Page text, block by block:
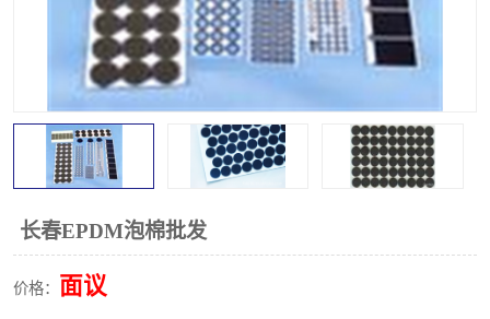
长春EPDM泡棉批发
价格： 面议